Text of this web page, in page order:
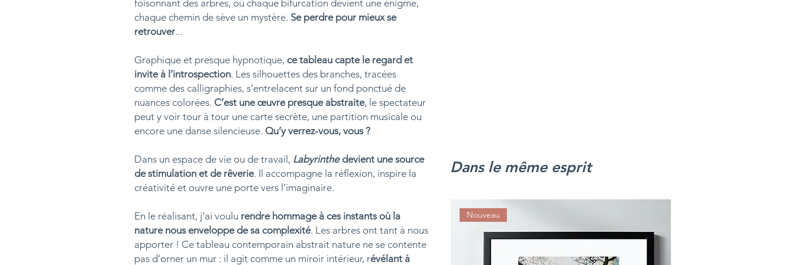
foisonnant des arbres, où chaque bifurcation devient une énigme,
chaque chemin de sève un mystère. Se perdre pour mieux se
retrouver...
Graphique et presque hypnotique, ce tableau capte le regard et
invite à l’introspection. Les silhouettes des branches, tracées
comme des calligraphies, s’entrelacent sur un fond ponctué de
nuances colorées. C’est une œuvre presque abstraite, le spectateur
peut y voir tour à tour une carte secrète, une partition musicale ou
encore une danse silencieuse. Qu’y verrez-vous, vous ?
Dans un espace de vie ou de travail, Labyrinthedevient une source
de stimulation et de rêverie. Il accompagne la réflexion, inspire la
créativité et ouvre une porte vers l’imaginaire.
En le réalisant, j’ai voulu rendre hommage à ces instants où la
nature nous enveloppe de sa complexité. Les arbres ont tant à nous
apporter ! Ce tableau contemporain abstrait nature ne se contente
pas d’orner un mur : il agit comme un miroir intérieur, révélant à
Dans le même esprit
Nouveau